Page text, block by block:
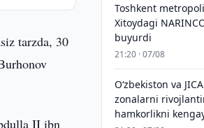
tarzda, 30
II ibn
Toshkent
Xitoydagi
buyurdi
21:20 · 07/08
Oʻzbekiston va
zonalarni
hamkorlikni